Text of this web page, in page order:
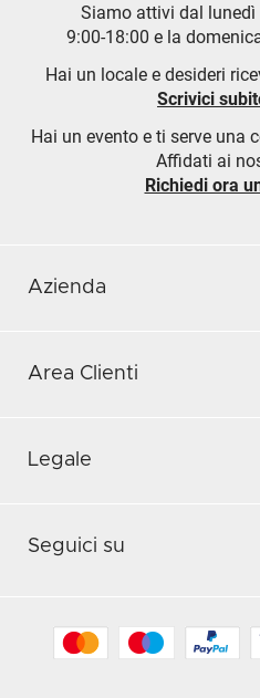
Siamo attivi dal
9:00-18:00 e la
Hai un locale e desideri
Scrivici
Hai un evento e ti serve una
Affidati ai
Richiedi ora
Azienda
Area Clienti
Legale
Seguici su